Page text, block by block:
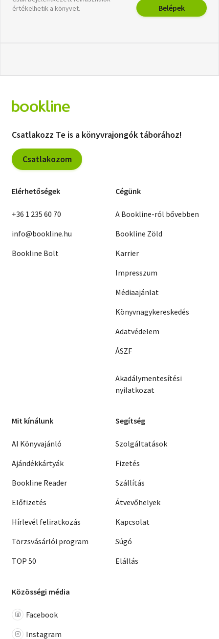
értékelhetik a könyvet.
Belépek
Csatlakozz Te is a könyvrajongók táborához!
Csatlakozom
Elérhetőségek
+36 1 235 60 70
info@bookline.hu
Bookline Bolt
Cégünk
A Bookline-ról bővebben
Bookline Zöld
Karrier
Impresszum
Médiaajánlat
Könyvnagykereskedés
Adatvédelem
ÁSZF
Akadálymentesítési
nyilatkozat
Mit kínálunk
AI Könyvajánló
Ajándékkártyák
Bookline Reader
Előfizetés
Hírlevél feliratkozás
Törzsvásárlói program
TOP 50
Segítség
Szolgáltatások
Fizetés
Szállítás
Átvevőhelyek
Kapcsolat
Súgó
Elállás
Közösségi média
Facebook
Instagram